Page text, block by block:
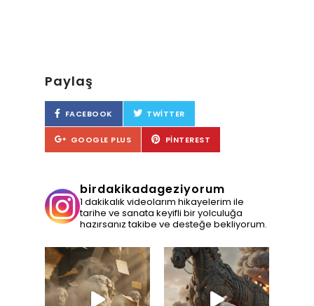
Paylaş
FACEBOOK TWITTER
GOOGLE PLUS PINTEREST
birdakikadageziyorum
1 dakikalık videolarım hikayelerim ile
tarihe ve sanata keyifli bir yolculuğa
hazırsanız takibe ve desteğe bekliyorum.